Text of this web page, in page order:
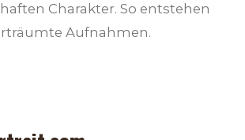
Charakter. So entstehen
Aufnahmen.